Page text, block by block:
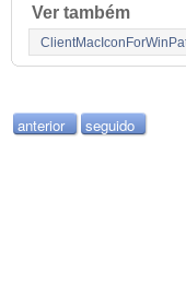
Ver também
anterior seguido